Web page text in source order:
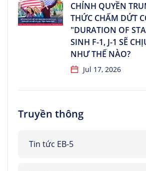
CHÍNH QUYỀN
THỨC CHẤM DỨT
"DURATION OF
SINH F-1, J-1 SẼ
NHƯ THẾ NÀO?
Jul 17, 2026
Truyền thông
Tin tức EB-5